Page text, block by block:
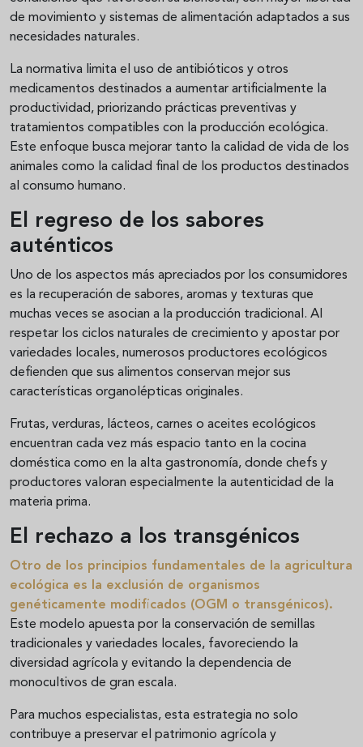
de movimiento y sistemas de alimentación adaptados a sus
necesidades naturales.
La normativa limita el uso de antibióticos y otros
medicamentos destinados a aumentar artificialmente la
productividad, priorizando prácticas preventivas y
tratamientos compatibles con la producción ecológica.
Este enfoque busca mejorar tanto la calidad de vida de los
animales como la calidad final de los productos destinados
al consumo humano.
El regreso de los sabores
auténticos
Uno de los aspectos más apreciados por los consumidores
es la recuperación de sabores, aromas y texturas que
muchas veces se asocian a la producción tradicional. Al
respetar los ciclos naturales de crecimiento y apostar por
variedades locales, numerosos productores ecológicos
defienden que sus alimentos conservan mejor sus
características organolépticas originales.
Frutas, verduras, lácteos, carnes o aceites ecológicos
encuentran cada vez más espacio tanto en la cocina
doméstica como en la alta gastronomía, donde chefs y
productores valoran especialmente la autenticidad de la
materia prima.
El rechazo a los transgénicos
Otro de los principios fundamentales de la agricultura
ecológica es la exclusión de organismos
genéticamente modificados (OGM o transgénicos).
Este modelo apuesta por la conservación de semillas
tradicionales y variedades locales, favoreciendo la
diversidad agrícola y evitando la dependencia de
monocultivos de gran escala.
Para muchos especialistas, esta estrategia no solo
contribuye a preservar el patrimonio agrícola y